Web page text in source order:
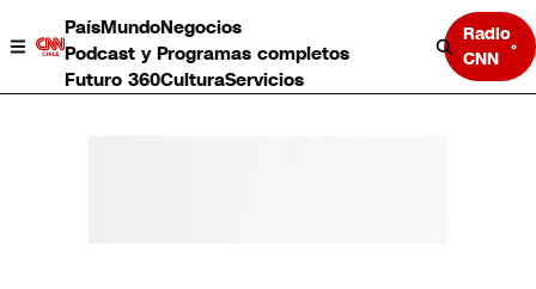
PaísMundoNegocios
Podcast y Programas completos
Futuro 360CulturaServicios
Radio
CNN